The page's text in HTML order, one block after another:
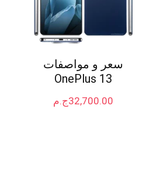
سعر و مواصفات
OnePlus 13
ج.م32,700.00